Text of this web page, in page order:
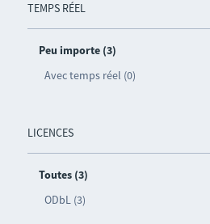
TEMPS RÉEL
Peu importe (3)
Avec temps réel (0)
LICENCES
Toutes (3)
ODbL (3)